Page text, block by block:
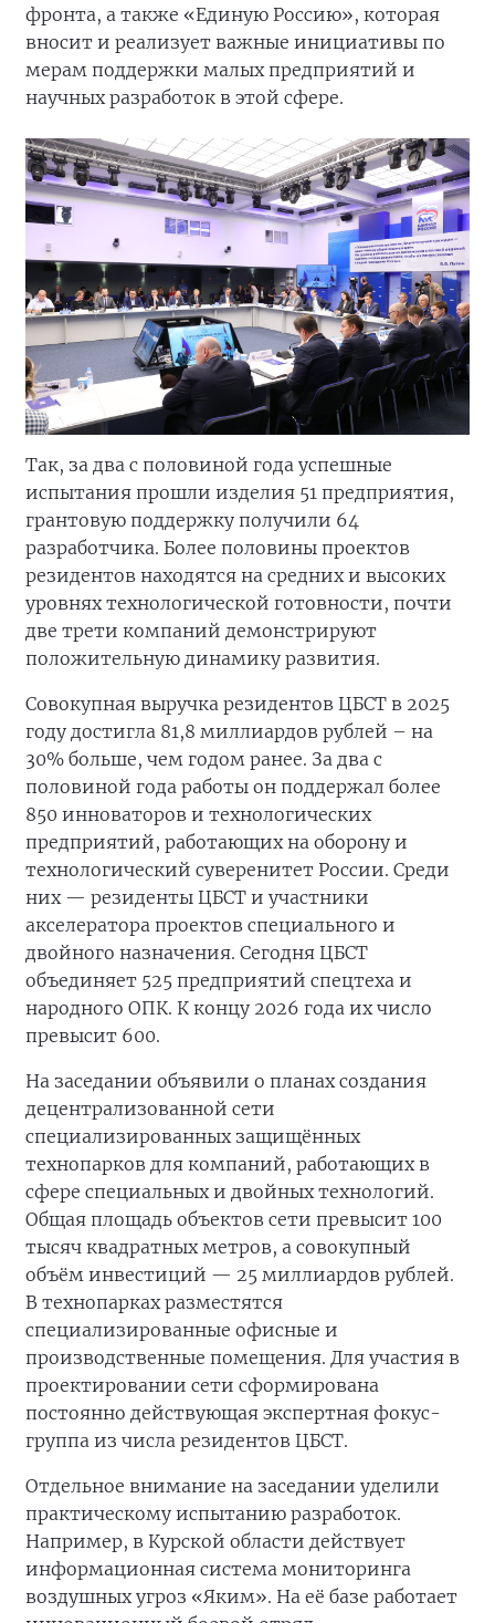
фронта, а также «Единую Россию», которая
вносит и реализует важные инициативы по
мерам поддержки малых предприятий и
научных разработок в этой сфере.
Так, за два с половиной года успешные
испытания прошли изделия 51 предприятия,
грантовую поддержку получили 64
разработчика. Более половины проектов
резидентов находятся на средних и высоких
уровнях технологической готовности, почти
две трети компаний демонстрируют
положительную динамику развития.
Совокупная выручка резидентов ЦБСТ в 2025
году достигла 81,8 миллиардов рублей – на
30% больше, чем годом ранее. За два с
половиной года работы он поддержал более
850 инноваторов и технологических
предприятий, работающих на оборону и
технологический суверенитет России. Среди
них — резиденты ЦБСТ и участники
акселератора проектов специального и
двойного назначения. Сегодня ЦБСТ
объединяет 525 предприятий спецтеха и
народного ОПК. К концу 2026 года их число
превысит 600.
На заседании объявили о планах создания
децентрализованной сети
специализированных защищённых
технопарков для компаний, работающих в
сфере специальных и двойных технологий.
Общая площадь объектов сети превысит 100
тысяч квадратных метров, а совокупный
объём инвестиций — 25 миллиардов рублей.
В технопарках разместятся
специализированные офисные и
производственные помещения. Для участия в
проектировании сети сформирована
постоянно действующая экспертная фокус-
группа из числа резидентов ЦБСТ.
Отдельное внимание на заседании уделили
практическому испытанию разработок.
Например, в Курской области действует
информационная система мониторинга
воздушных угроз «Яким». На её базе работает